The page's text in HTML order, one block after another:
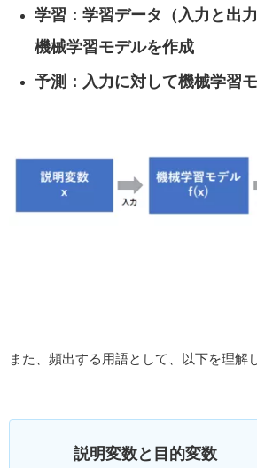
学習：学習データ（入力と出
機械学習モデルを作成
予測：入力に対して機械学習
また、頻出する用語として、以下を理解
説明変数と目的変数